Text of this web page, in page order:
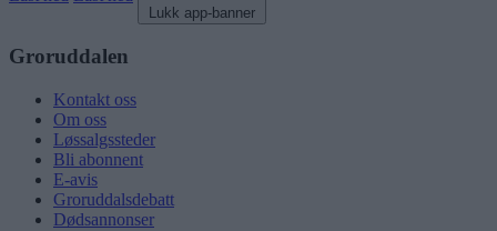
Lukk app-banner
Groruddalen
Kontakt oss
Om oss
Løssalgssteder
Bli abonnent
E-avis
Groruddalsdebatt
Dødsannonser